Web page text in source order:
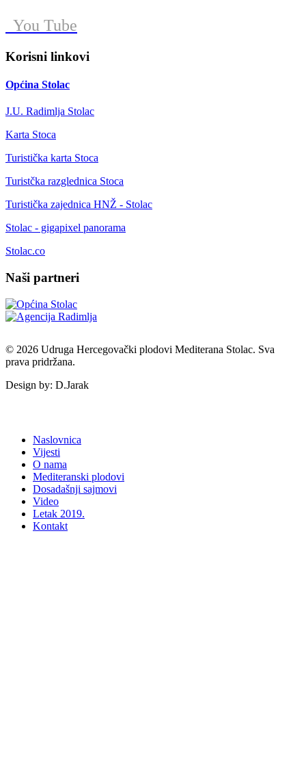
You Tube
Korisni linkovi
Općina Stolac
J.U. Radimlja Stolac
Karta Stoca
Turistička karta Stoca
Turistčka razglednica Stoca
Turistička zajednica HNŽ - Stolac
Stolac - gigapixel panorama
Stolac.co
Naši partneri
© 2026 Udruga Hercegovački plodovi Mediterana Stolac. Sva
prava pridržana.
Design by: D.Jarak
Naslovnica
Vijesti
O nama
Mediteranski plodovi
Dosadašnji sajmovi
Video
Letak 2019.
Kontakt